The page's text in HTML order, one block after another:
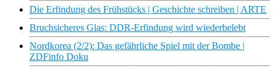
Die Erfindung des Frühstücks | Geschichte schreiben | ARTE
Bruchsicheres Glas: DDR-Erfindung wird wiederbelebt
Nordkorea (2/2): Das gefährliche Spiel mit der Bombe |
ZDFinfo Doku